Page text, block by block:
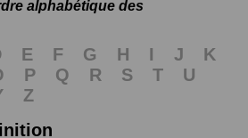
alphabétique des
E F G H I J
K
P Q R S T
U
Z